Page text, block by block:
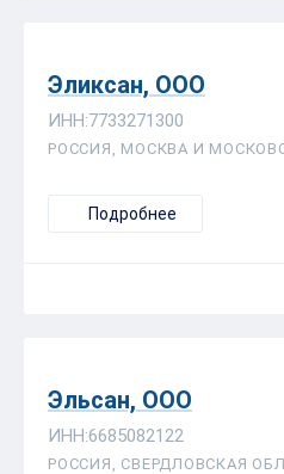
Эликсан, ООО
ИНН:7733271300
РОССИЯ, МОСКВА И
Подробнее
Эльсан, ООО
ИНН:6685082122
РОССИЯ, СВЕРДЛОВСКАЯ